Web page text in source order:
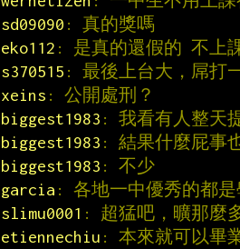
sd09090 : 真的獎嗎
eko112 : 是真的還假的 不上
s370515 : 最後上台大，屌打
xeins : 公開處刑？
biggest1983 : 我看有人整天
biggest1983 : 結果什麼屁事
biggest1983 : 不少
garcia : 各地一中優秀的都
slimu0001 : 超猛吧，曠那麼
etiennechiu : 本來就可以畢